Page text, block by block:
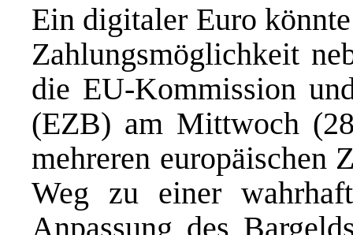
Ein digitaler Euro
Zahlungsmöglichkeit
die EU-Kommission
(EZB) am Mittwoch
mehreren europäischen
Weg zu einer
Anpassung des